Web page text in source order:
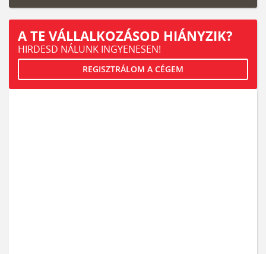
A TE VÁLLALKOZÁSOD HIÁNYZIK?
HIRDESD NÁLUNK INGYENESEN!
REGISZTRÁLOM A CÉGEM